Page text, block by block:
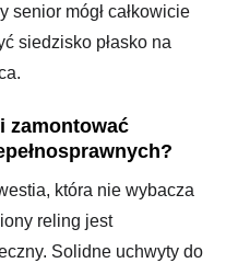
senior mógł całkowicie
siedzisko płasko na
zamontować
która nie wybacza
reling jest
Solidne uchwyty do